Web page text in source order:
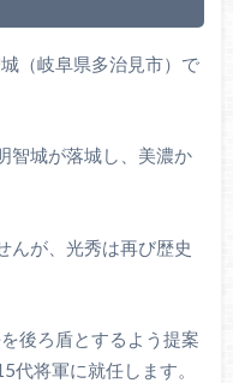
（岐阜県多治見市）で
智城が落城し、美濃か
んが、光秀は再び歴史
後ろ盾とするよう提案
代将軍に就任します。